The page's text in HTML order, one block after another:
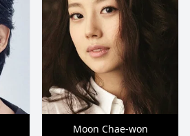
Moon Chae-won